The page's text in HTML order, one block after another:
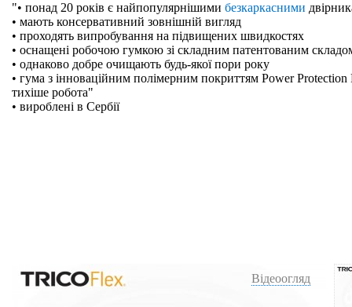
"• понад 20 років є найпопулярнішими безкаркасними
• мають консервативний зовнішній вигляд
• проходять випробування на підвищених швидкостях
• оснащені робочою гумкою зі складним патентованим
• однаково добре очищають будь-якої пори року
• гума з інноваційним полімерним покриттям Power
тихіше робота"
• вироблені в Сербії
Відеоогляд